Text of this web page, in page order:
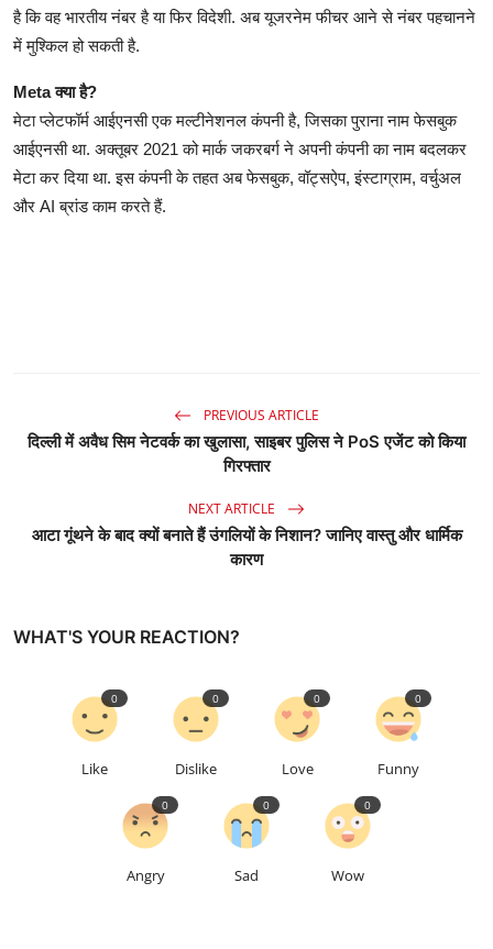
है कि वह भारतीय नंबर है या फिर विदेशी. अब यूजरनेम फीचर आने से नंबर पहचानने
में मुश्किल हो सकती है.
Meta क्या है?
मेटा प्लेटफॉर्म आईएनसी एक मल्टीनेशनल कंपनी है, जिसका पुराना नाम फेसबुक
आईएनसी था. अक्तूबर 2021 को मार्क जकरबर्ग ने अपनी कंपनी का नाम बदलकर
मेटा कर दिया था. इस कंपनी के तहत अब फेसबुक, वॉट्सऐप, इंस्टाग्राम, वर्चुअल
और AI ब्रांड काम करते हैं.
PREVIOUS ARTICLE
दिल्ली में अवैध सिम नेटवर्क का खुलासा, साइबर पुलिस ने PoS एजेंट को किया
गिरफ्तार
NEXT ARTICLE
आटा गूंथने के बाद क्यों बनाते हैं उंगलियों के निशान? जानिए वास्तु और धार्मिक
कारण
WHAT'S YOUR REACTION?
Like
0
Dislike
0
Love
0
Funny
0
Angry
0
Sad
0
Wow
0